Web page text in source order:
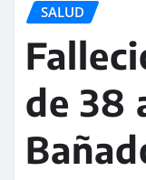
SALUD
de 38